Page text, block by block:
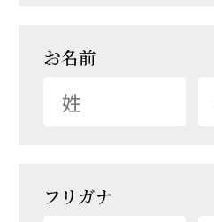
お名前
フリガナ